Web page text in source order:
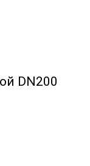
DN200